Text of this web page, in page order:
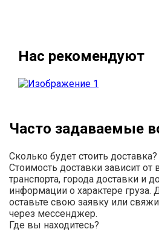
Нас рекомендуют
Часто задаваемые
Сколько будет стоить доставка?
Стоимость доставки зависит
транспорта, города доставки и
информации о характере груза.
оставьте свою заявку или
через мессенджер.
Где вы находитесь?